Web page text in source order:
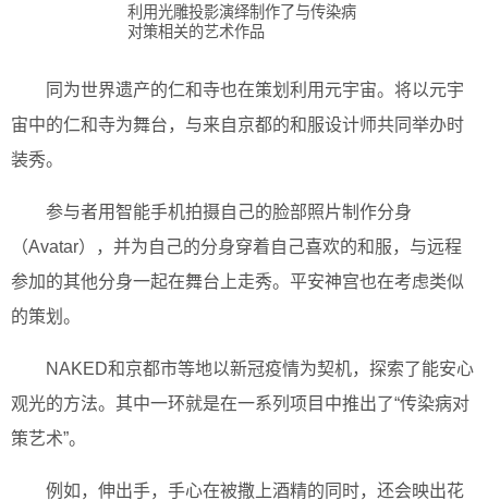
利用光雕投影演绎制作了与传染病
对策相关的艺术作品
同为世界遗产的仁和寺也在策划利用元宇宙。将以元宇
宙中的仁和寺为舞台，与来自京都的和服设计师共同举办时
装秀。
参与者用智能手机拍摄自己的脸部照片制作分身
（Avatar），并为自己的分身穿着自己喜欢的和服，与远程
参加的其他分身一起在舞台上走秀。平安神宫也在考虑类似
的策划。
NAKED和京都市等地以新冠疫情为契机，探索了能安心
观光的方法。其中一环就是在一系列项目中推出了“传染病对
策艺术”。
例如，伸出手，手心在被撒上酒精的同时，还会映出花